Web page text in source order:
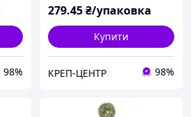
98%
279.45₴/упаковка
Купити
КРЕП-ЦЕНТР 98%